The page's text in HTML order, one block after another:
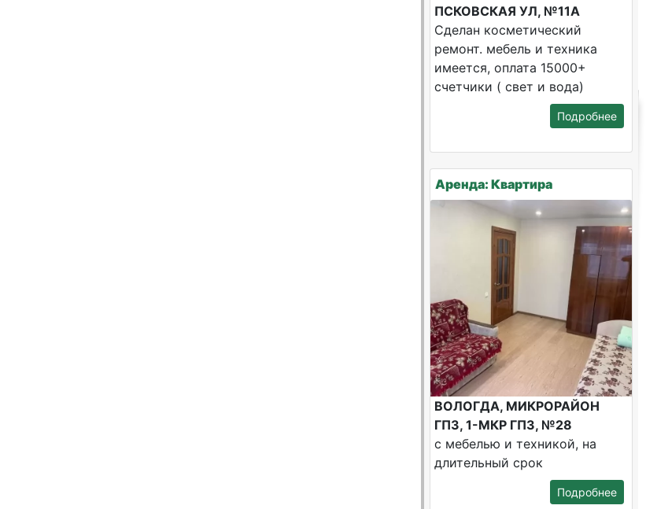
ПСКОВСКАЯ УЛ, №11А
Сделан косметический
ремонт. мебель и техника
имеется, оплата 15000+
счетчики ( свет и вода)
Подробнее
Аренда: Квартира
ВОЛОГДА, МИКРОРАЙОН
ГПЗ, 1-МКР ГПЗ, №28
с мебелью и техникой, на
длительный срок
Подробнее